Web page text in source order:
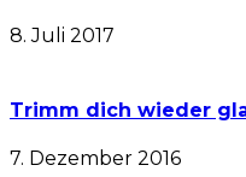
8. Juli 2017
Trimm dich wieder
7. Dezember 2016